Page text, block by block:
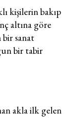
kişilerin bakıp
altına göre
sanat
bir tabir
akla ilk gelen